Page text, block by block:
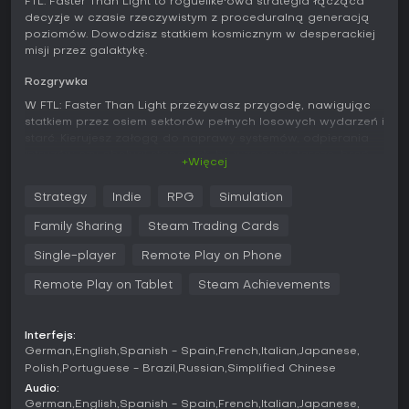
decyzje w czasie rzeczywistym z proceduralną generacją
poziomów. Dowodzisz statkiem kosmicznym w desperackiej
misji przez galaktykę.
Rozgrywka
W FTL: Faster Than Light przeżywasz przygodę, nawigując
statkiem przez osiem sektorów pełnych losowych wydarzeń i
przełączyć energię czy wybrać cele - szybkie myślenie
decyduje o przetrwaniu. Zasoby jak złom, paliwo i pociski są
obliczu wrogich okrętów czy zagrożeń środowiskowych.
ostateczna - bez zapisów, co podnosi stawkę każdej
Systemy kładą nacisk na strategiczną głębię: od abordażu
wrogich statków załogą po użycie dronów do
automatycznego wsparcia. Sześć ras obcych wnosi
unikalne zdolności, kształtując skład drużyny i wyposażenie
okrętu, co wzbogaca elementy RPG w tej symulacji.
+Więcej
Strategy Indie RPG Simulation
Family Sharing Steam Trading Cards
Single-player Remote Play on Phone
Remote Play on Tablet Steam Achievements
Interfejs:
German English Spanish - Spain French Italian Japanese
Polish Portuguese - Brazil Russian Simplified Chinese
Audio:
German English Spanish - Spain French Italian Japanese